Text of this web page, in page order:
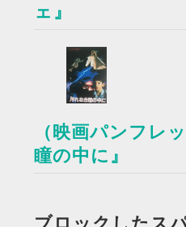
ェ』
（映画パンフレ
瞳の中に』